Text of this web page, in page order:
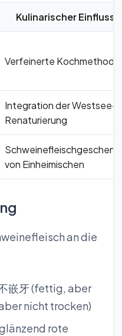
Kulinarischer Einfluss
Verfeinerte Kochmethode
Integration der Westsee-
Renaturierung
von Einheimischen
an die
嵌牙 (fettig, aber
nicht trocken)
rote